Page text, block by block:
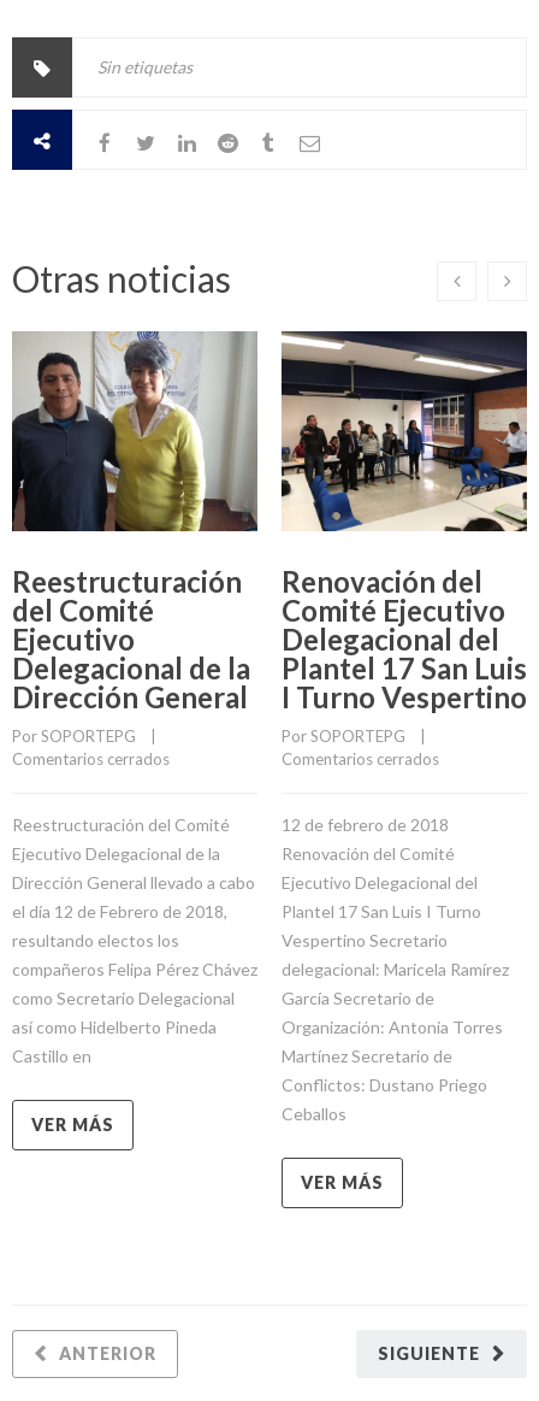
Sin etiquetas
Otras noticias
Reestructuración
del Comité
Ejecutivo
Delegacional de la
Dirección General
Por SOPORTEPG
Comentarios cerrados
Reestructuración del Comité
Ejecutivo Delegacional de la
Dirección General llevado a cabo
el día 12 de Febrero de 2018,
resultando electos los
compañeros Felipa Pérez Chávez
como Secretario Delegacional
así como Hidelberto Pineda
Castillo en
VER MÁS
Renovación del
Comité Ejecutivo
Delegacional del
Plantel 17 San Luis
I Turno Vespertino
Por SOPORTEPG
Comentarios cerrados
12 de febrero de 2018
Renovación del Comité
Ejecutivo Delegacional del
Plantel 17 San Luis I Turno
Vespertino Secretario
delegacional: Maricela Ramírez
García Secretario de
Organización: Antonia Torres
Martínez Secretario de
Conflictos: Dustano Priego
Ceballos
VER MÁS
SIGUIENTE
ANTERIOR